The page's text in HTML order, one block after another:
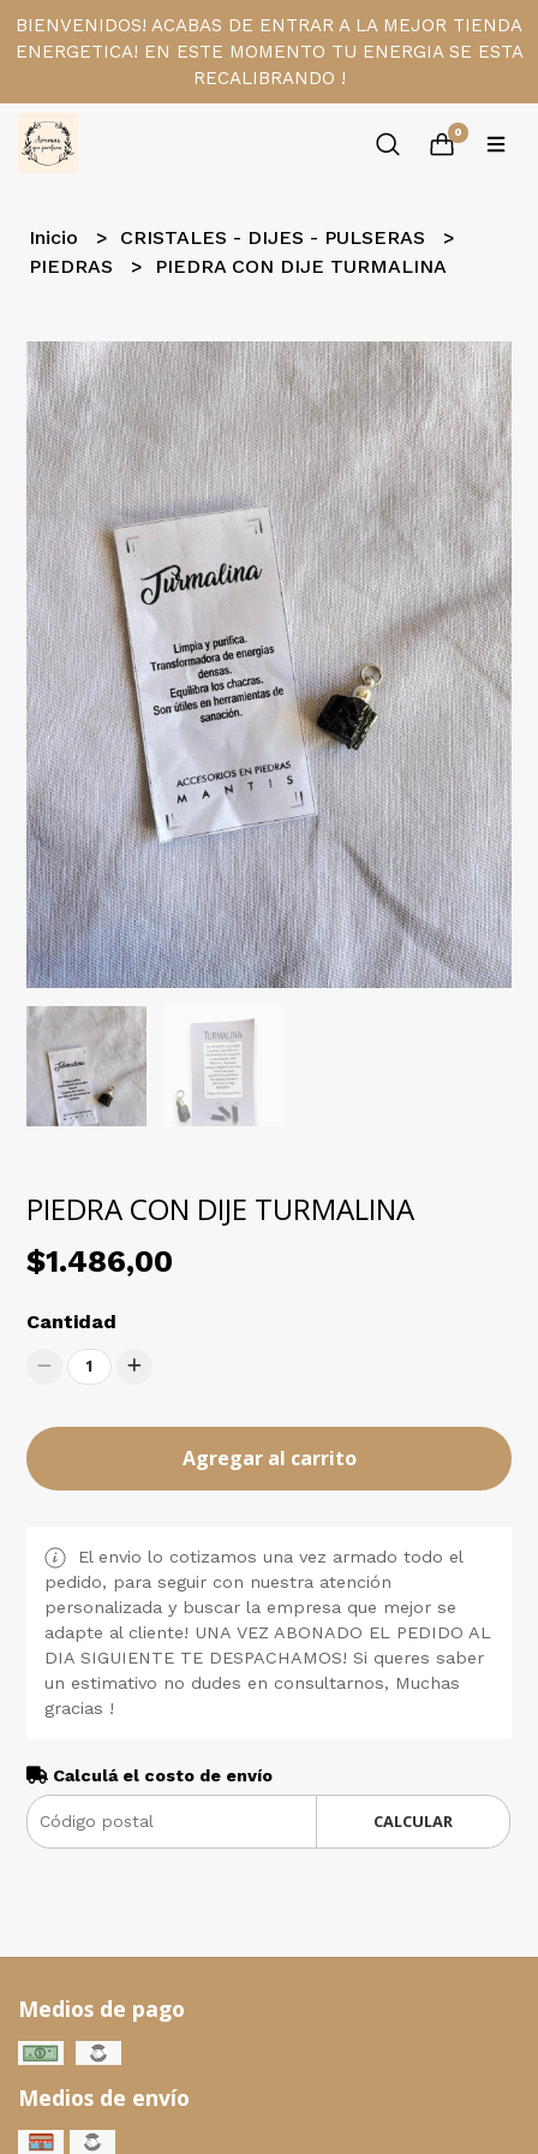
BIENVENIDOS! ACABAS DE ENTRAR A LA MEJOR TIENDA
ENERGETICA! EN ESTE MOMENTO TU ENERGIA SE ESTA
RECALIBRANDO !
0
Inicio
CRISTALES - DIJES - PULSERAS
PIEDRAS
PIEDRA CON DIJE TURMALINA
PIEDRA CON DIJE TURMALINA
$1.486,00
Cantidad
1
Agregar al carrito
El envio lo cotizamos una vez armado todo el
pedido, para seguir con nuestra atención
personalizada y buscar la empresa que mejor se
adapte al cliente! UNA VEZ ABONADO EL PEDIDO AL
DIA SIGUIENTE TE DESPACHAMOS! Si queres saber
un estimativo no dudes en consultarnos, Muchas
gracias !
Calculá el costo de envío
CALCULAR
Medios de pago
Medios de envío